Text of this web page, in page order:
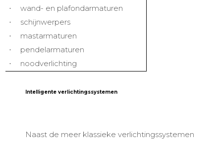
· wand- en plafondarmaturen
· schijnwerpers
· mastarmaturen
· pendelarmaturen
· noodverlichting
Intelligente verlichtingssystemen
Naast de meer klassieke verlichtingssystemen